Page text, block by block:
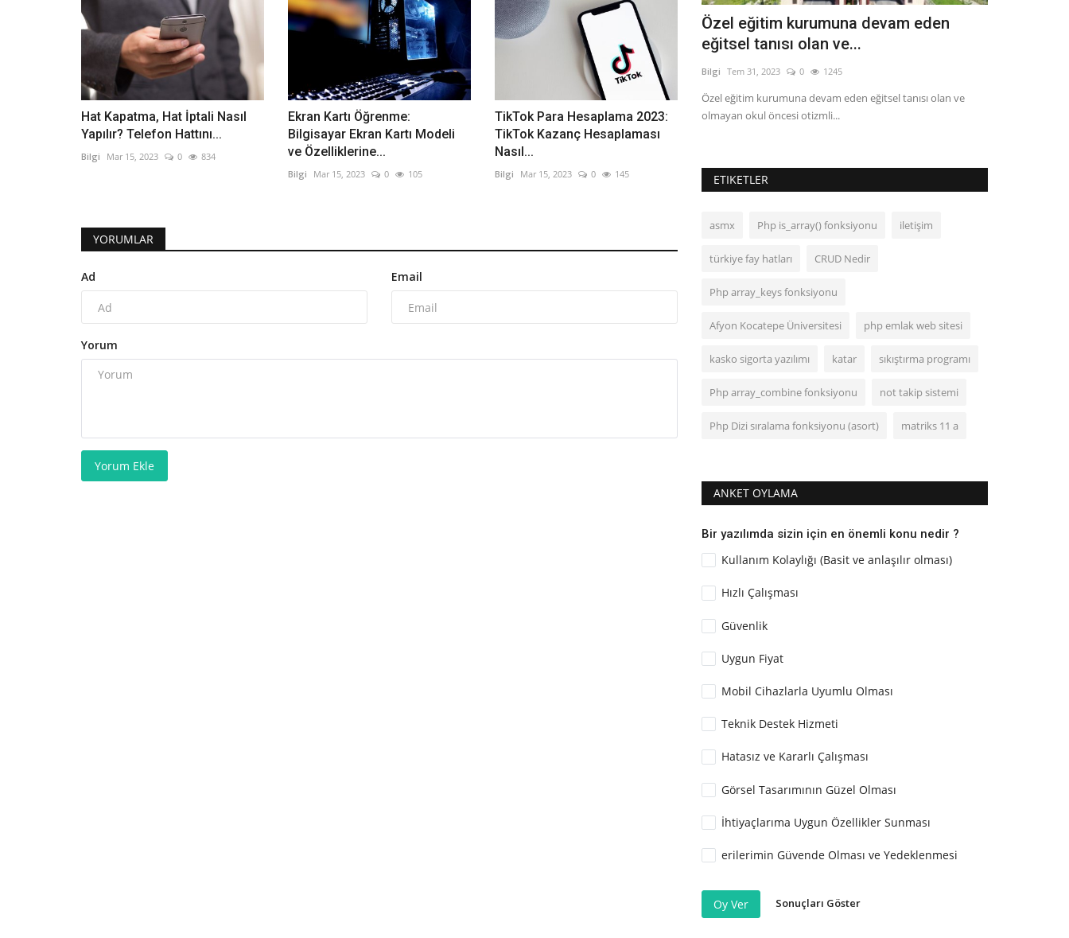
Hat Kapatma, Hat İptali Nasıl
Yapılır? Telefon Hattını...
Bilgi Mar 15, 2023 0 834
Ekran Kartı Öğrenme:
Bilgisayar Ekran Kartı Modeli
ve Özelliklerine...
Bilgi Mar 15, 2023 0 105
TikTok Para Hesaplama 2023:
TikTok Kazanç Hesaplaması
Nasıl...
Bilgi Mar 15, 2023 0 145
YORUMLAR
Ad Email
Yorum
Yorum Ekle
Analitik düşünme
EGE_YAVUZ Oca 22, 2026
Analitik düşünme
Cumhuriyet'in 100.Yılında Temel Bilimler
Bilgi Mar 23, 2025
Cumhuriyet'in 100.Yılında Temel Bilimler ANTEP, Mine
(editör); KOÇYİĞİT, Eda Gizem...
Özel eğitim kurumuna devam eden
eğitsel tanısı olan ve...
Bilgi Tem 31, 2023 0 1245
Özel eğitim kurumuna devam eden eğitsel tanısı olan ve
olmayan okul öncesi otizmli...
ETIKETLER
asmx Php is_array() fonksiyonu iletişim
türkiye fay hatları CRUD Nedir
Php array_keys fonksiyonu
Afyon Kocatepe Üniversitesi php emlak web sitesi
kasko sigorta yazılımı katar sıkıştırma programı
Php array_combine fonksiyonu not takip sistemi
Php Dizi sıralama fonksiyonu (asort) matriks 11 a
ANKET OYLAMA
Bir yazılımda sizin için en önemli konu nedir ?
Kullanım Kolaylığı (Basit ve anlaşılır olması)
Hızlı Çalışması
Güvenlik
Uygun Fiyat
Mobil Cihazlarla Uyumlu Olması
Teknik Destek Hizmeti
Hatasız ve Kararlı Çalışması
Görsel Tasarımının Güzel Olması
İhtiyaçlarıma Uygun Özellikler Sunması
erilerimin Güvende Olması ve Yedeklenmesi
Oy Ver Sonuçları Göster